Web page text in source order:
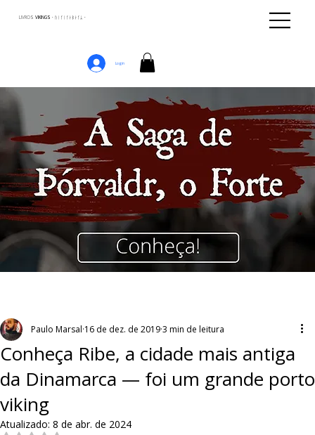
LIVROS VIKINGS · ᚢᛁᚴᛁᚴᛅᛒᛅᚴᛦ ·
Login
Conheça Ribe, a cidade mais antiga
da Dinamarca — foi um grande porto
viking
Paulo Marsal 16 de dez. de 20193 min de leitura
Atualizado: 8 de abr. de 2024